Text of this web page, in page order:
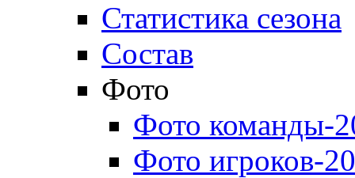
Статистика сезона
Состав
Фото
Фото команды-
Фото игроков-